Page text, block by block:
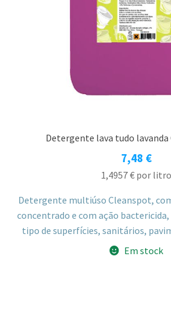
Detergente lava tudo
7,48 €
1,4957€ por litro
Detergente multiúso Cleanspot,
concentrado e com ação
tipo de superfícies, sanitários,
azulejo. Adequado para usoEm stock